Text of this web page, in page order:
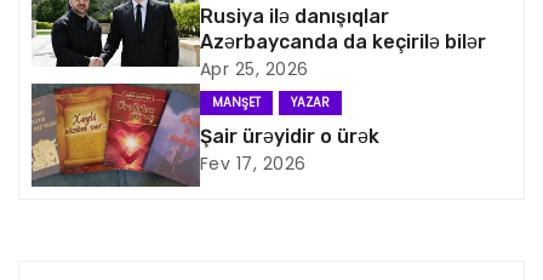
q
a
s
i
Rusiya ilə danışıqlar
Azərbaycanda da keçirilə bilər
Apr 25, 2026
MANŞET YAZAR
Şair ürəyidir o ürək
Fev 17, 2026